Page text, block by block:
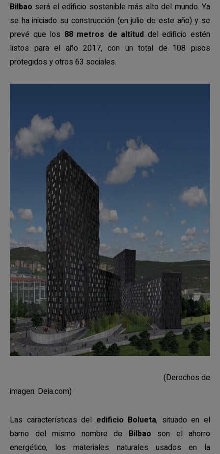
Bilbao será el edificio sostenible más alto del mundo. Ya
se ha iniciado su construcción (en julio de este año) y se
prevé que los 88 metros de altitud del edificio estén
listos para el año 2017, con un total de 108 pisos
protegidos y otros 63 sociales.
(Derechos de
imagen: Deia.com)
Las características del edificio Bolueta, situado en el
barrio del mismo nombre de Bilbao son el ahorro
energético, los materiales naturales usados en la